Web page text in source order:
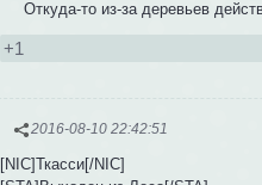
Откуда-то из-за деревьев
+1
2016-08-10 22:42:51
[NIC]Ткасси[/NIC]